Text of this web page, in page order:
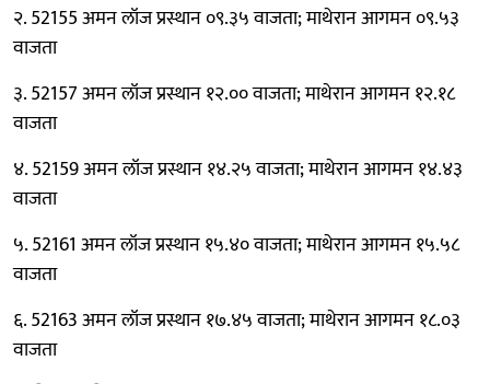
२. 52155 अमन लॉज प्रस्थान ०९.३५ वाजता; माथेरान आगमन ०९.५३
वाजता
३. 52157 अमन लॉज प्रस्थान १२.०० वाजता; माथेरान आगमन १२.१८
वाजता
४. 52159 अमन लॉज प्रस्थान १४.२५ वाजता; माथेरान आगमन १४.४३
वाजता
५. 52161 अमन लॉज प्रस्थान १५.४० वाजता; माथेरान आगमन १५.५८
वाजता
६. 52163 अमन लॉज प्रस्थान १७.४५ वाजता; माथेरान आगमन १८.०३
वाजता